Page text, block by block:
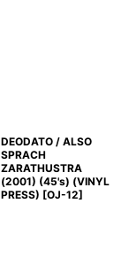
DEODATO / ALSO
SPRACH
ZARATHUSTRA
(2001) (45's) (VINYL
PRESS) [OJ-12]